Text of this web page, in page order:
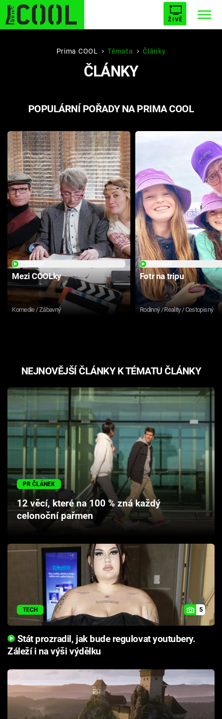
ŽIVĚ
STARHOUSE BUFFY, PŘEMOŽITELKA UPÍRŮ
PLNEJ KOTEL AVENGERS 5
Témata
Filmy
Seriály
Hry
Cool Esport
Pořady
TV Program
Sledujte prima+
Sledujte nás
Prima COOL Témata Články
ČLÁNKY
POPULÁRNÍ POŘADY NA PRIMA COOL
Mezi COOLky
Komedie / Zábavný
Fotr na tripu
Rodinný / Reality / Cestopisný
NEJNOVĚJŠÍ ČLÁNKY K TÉMATU ČLÁNKY
PR ČLÁNEK
12 věcí, které na 100 % zná každý
celonoční pařmen
TECH 5
Stát prozradil, jak bude regulovat youtubery.
Záleží i na výši výdělku